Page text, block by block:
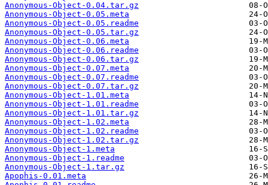
Anonymous-Object-0.04.tar.gz
Anonymous-Object-0.05.meta
Anonymous-Object-0.05.readme
Anonymous-Object-0.05.tar.gz
Anonymous-Object-0.06.meta
Anonymous-Object-0.06.readme
Anonymous-Object-0.06.tar.gz
Anonymous-Object-0.07.meta
Anonymous-Object-0.07.readme
Anonymous-Object-0.07.tar.gz
Anonymous-Object-1.01.meta
Anonymous-Object-1.01.readme
Anonymous-Object-1.01.tar.gz
Anonymous-Object-1.02.meta
Anonymous-Object-1.02.readme
Anonymous-Object-1.02.tar.gz
Anonymous-Object-1.meta
Anonymous-Object-1.readme
Anonymous-Object-1.tar.gz
Apophis-0.01.meta